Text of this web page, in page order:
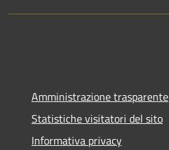
Amministrazione trasparente
Statistiche visitatori del sito
Informativa privacy